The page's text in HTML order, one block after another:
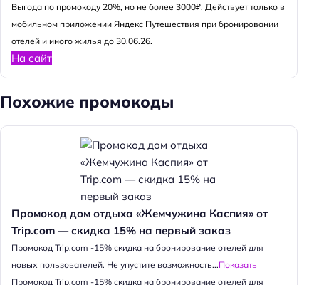
Выгода по промокоду 20%, но не более 3000₽. Действует только в
мобильном приложении Яндекс Путешествия при бронировании
отелей и иного жилья до 30.06.26.
На сайт
Похожие промокоды
Промокод дом отдыха «Жемчужина Каспия» от
Trip.com — скидка 15% на первый заказ
Промокод Trip.com -15% скидка на бронирование отелей для
новых пользователей. Не упустите возможность...Показать
Промокод Trip.com -15% скидка на бронирование отелей для